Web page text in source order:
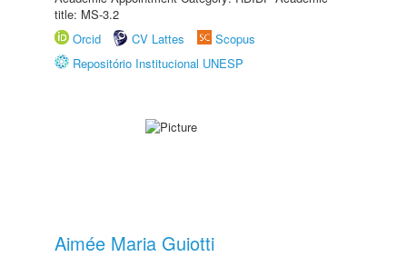
title: MS-3.2
Orcid
CV Lattes
Scopus
Repositório Institucional UNESP
Aimée Maria Guiotti